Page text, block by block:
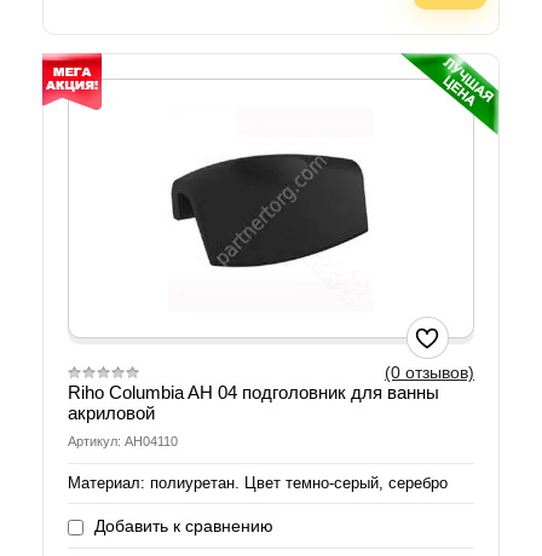
(0 отзывов)
Riho Columbia AH 04 подголовник для ванны
акриловой
Артикул: AH04110
Материал: полиуретан. Цвет темно-серый, серебро
Добавить к сравнению